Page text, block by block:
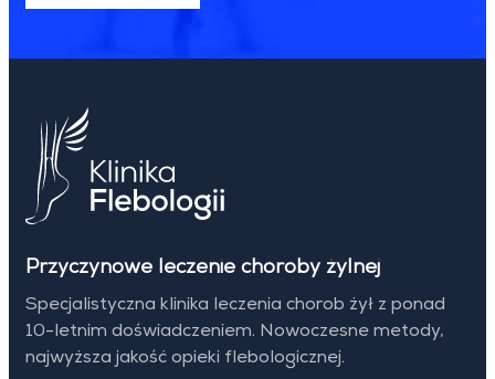
Przyczynowe leczenie choroby żylnej
Specjalistyczna klinika leczenia chorob żył z ponad
10-letnim doświadczeniem. Nowoczesne metody,
najwyższa jakość opieki flebologicznej.